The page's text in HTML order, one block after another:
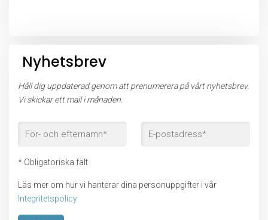
Nyhetsbrev
Håll dig uppdaterad genom att prenumerera på vårt nyhetsbrev.
Vi skickar ett mail i månaden.
* Obligatoriska fält
Läs mer om hur vi hanterar dina personuppgifter i vår
Integritetspolicy